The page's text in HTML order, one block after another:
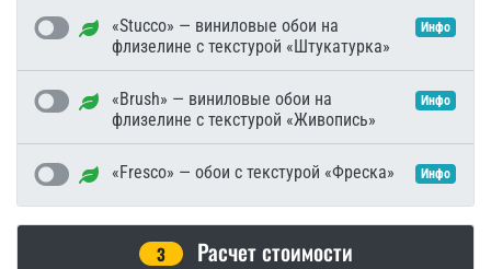
«Stucco» — виниловые обои на
флизелине с текстурой «Штукатурка»
Инфо
«Brush» — виниловые обои на
флизелине с текстурой «Живопись»
Инфо
«Fresco» — обои с текстурой «Фреска» Инфо
3 Расчет стоимости